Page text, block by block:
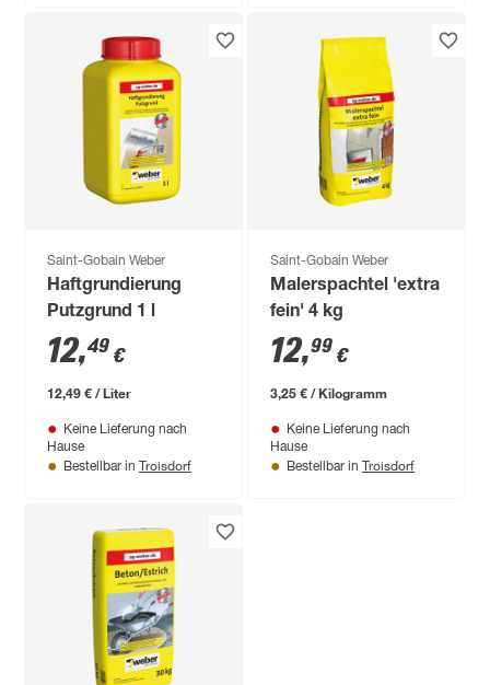
Saint-Gobain Weber
Haftgrundierung
Putzgrund 1 l
12,49 €
12,49 € / Liter
Keine Lieferung nach
Hause
Bestellbar in Troisdorf
Saint-Gobain Weber
Malerspachtel 'extra
fein' 4 kg
12,99 €
3,25 € / Kilogramm
Keine Lieferung nach
Hause
Bestellbar in Troisdorf